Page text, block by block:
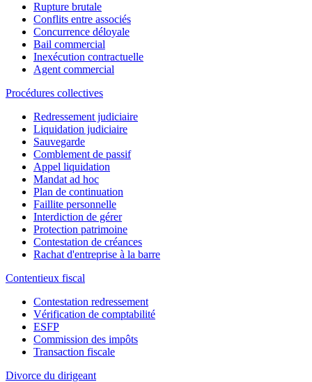
Rupture brutale
Conflits entre associés
Concurrence déloyale
Bail commercial
Inexécution contractuelle
Agent commercial
Procédures collectives
Redressement judiciaire
Liquidation judiciaire
Sauvegarde
Comblement de passif
Appel liquidation
Mandat ad hoc
Plan de continuation
Faillite personnelle
Interdiction de gérer
Protection patrimoine
Contestation de créances
Rachat d'entreprise à la barre
Contentieux fiscal
Contestation redressement
Vérification de comptabilité
ESFP
Commission des impôts
Transaction fiscale
Divorce du dirigeant